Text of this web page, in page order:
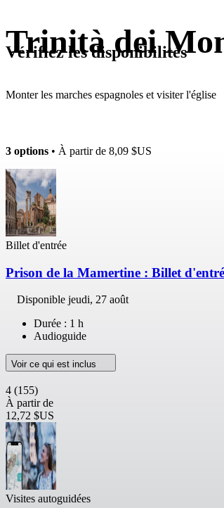
Trinità dei
Monter les marches espagnoles et visiter l'église
Vérifiez les disponibilités
3 options • À partir de 8,09 $US
Billet d'entrée
Prison de la Mamertine : Billet
Disponible jeudi, 27 août
Durée : 1 h
Audioguide
Voir ce qui est inclus
4 (155)
À partir de
12,72 $US
Visites autoguidées